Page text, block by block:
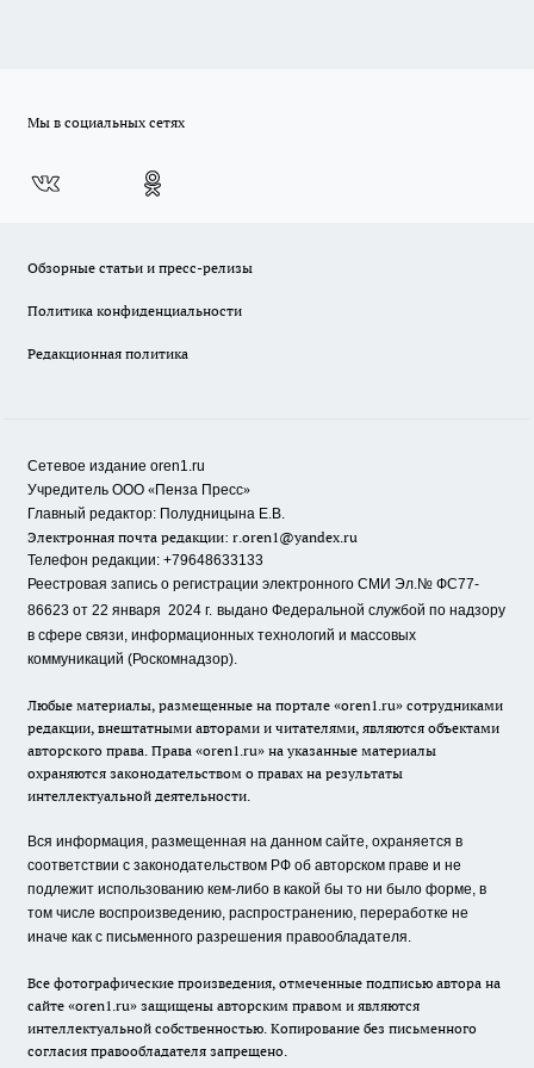
Мы в социальных сетях
Обзорные статьи и пресс-релизы
Политика конфиденциальности
Редакционная политика
Сетевое издание oren1.ru
Учредитель ООО «Пенза Пресс»
Главный редактор: Полудницына Е.В.
Электронная почта редакции: r.oren1@yandex.ru
Телефон редакции: +79648633133
Реестровая запись о регистрации электронного СМИ Эл.№ ФС77-
86623 от 22 января 2024 г. выдано Федеральной службой по надзору
в сфере связи, информационных технологий и массовых
коммуникаций (Роскомнадзор).
Любые материалы, размещенные на портале «oren1.ru» сотрудниками
редакции, внештатными авторами и читателями, являются объектами
авторского права. Права «oren1.ru» на указанные материалы
охраняются законодательством о правах на результаты
интеллектуальной деятельности.
Вся информация, размещенная на данном сайте, охраняется в
соответствии с законодательством РФ об авторском праве и не
подлежит использованию кем-либо в какой бы то ни было форме, в
том числе воспроизведению, распространению, переработке не
иначе как с письменного разрешения правообладателя.
Все фотографические произведения, отмеченные подписью автора на
сайте «oren1.ru» защищены авторским правом и являются
интеллектуальной собственностью. Копирование без письменного
согласия правообладателя запрещено.